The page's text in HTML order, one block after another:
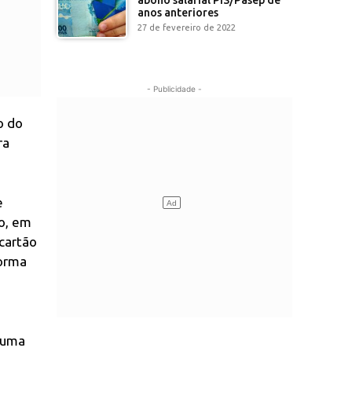
do
em
anos anteriores
27 de fevereiro de 2022
- Publicidade -